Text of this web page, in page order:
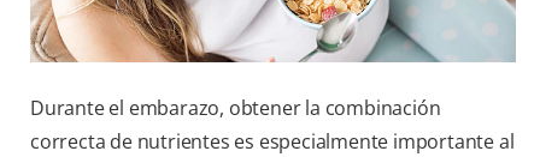
Durante el embarazo, obtener la combinación
correcta de nutrientes es especialmente importante al